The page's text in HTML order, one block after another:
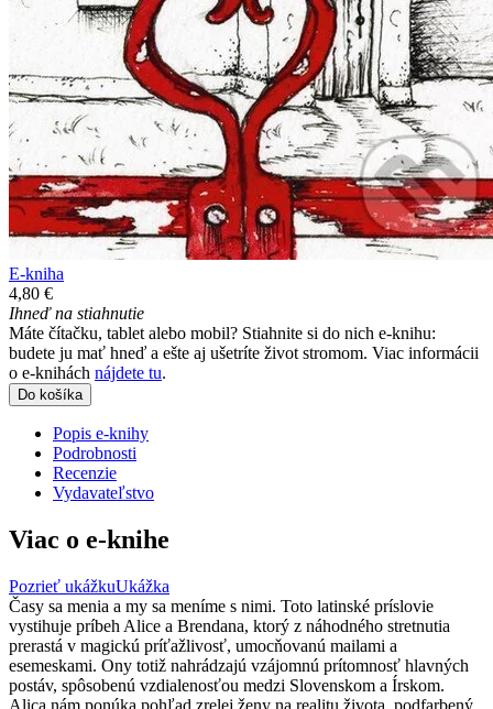
E-kniha
4,80 €
Ihneď na stiahnutie
Máte čítačku, tablet alebo mobil? Stiahnite si do nich e-knihu:
budete ju mať hneď a ešte aj ušetríte život stromom. Viac informácii
o e-knihách nájdete tu.
Do košíka
Popis e-knihy
Podrobnosti
Recenzie
Vydavateľstvo
Viac o e-knihe
Pozrieť ukážkuUkážka
Časy sa menia a my sa meníme s nimi. Toto latinské príslovie
vystihuje príbeh Alice a Brendana, ktorý z náhodného stretnutia
prerastá v magickú príťažlivosť, umocňovanú mailami a
esemeskami. Ony totiž nahrádzajú vzájomnú prítomnosť hlavných
postáv, spôsobenú vzdialenosťou medzi Slovenskom a Írskom.
Alica nám ponúka pohľad zrelej ženy na realitu života, podfarbený